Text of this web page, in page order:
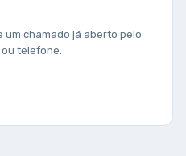
um chamado já aberto pelo
telefone.